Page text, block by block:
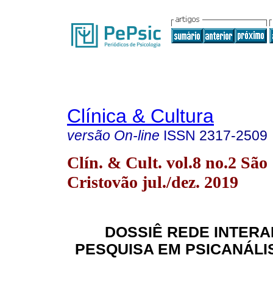
Clínica & Cultura
versão On-line ISSN 2317-2509
Clín. & Cult. vol.8 no.2 São
Cristovão jul./dez. 2019
DOSSIÊ REDE
PESQUISA EM